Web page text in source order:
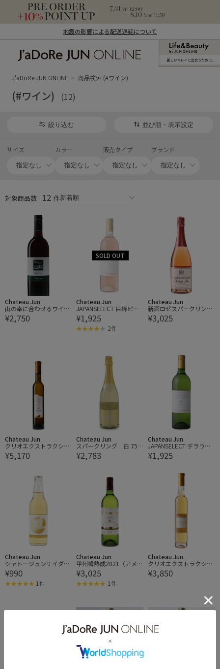
地震の影響による配送遅延について
ン オンライン）
新しいキレイと出合うために。
J'aDoRe JUN ONLINE 商品検索 (#ワイン)
(#ワイン) (12)
絞り込む 並び順・表示設定
サイズ カラー 販売タイプ ブランド
対象商品数 12 件
Chateau Jun
山の幸に合わせるワイ
ン・赤
¥2,750
Chateau Jun
JAPANSELECT 巨峰ピオ
ーネ
¥1,925
2件
Chateau Jun
新酒ロゼスパークリング
2023
¥3,025
Chateau Jun
クリオエクストラクショ
ン甲州2021 極甘口
¥5,170
Chateau Jun
スパークリング 白 750
ml
¥2,783
Chateau Jun
JAPANSELECT デラウエ
ア 白
¥1,925
Chateau Jun
シャトージュンサイダー
(シードル)
¥990
1件
Chateau Jun
甲州樽熟成2021（アメリ
カン）
¥3,025
1件
Chateau Jun
クリオエクストラクショ
ン甲州2020
¥3,850